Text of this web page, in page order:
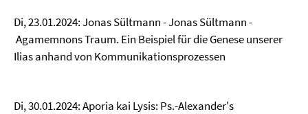
Di, 23.01.2024: Jonas Sültmann - Jonas Sültmann -
Agamemnons Traum. Ein Beispiel für die Genese unserer
Ilias anhand von Kommunikationsprozessen
Di, 30.01.2024: Aporia kai Lysis: Ps.-Alexander's